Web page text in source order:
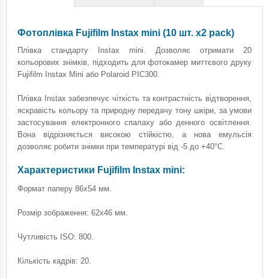
Фотоплівка Fujifilm Instax mini (10 шт. х2 pack)
Плівка стандарту Instax mini. Дозволяє отримати 20
кольорових знімків, підходить для фотокамер миттєвого друку
Fujifilm Instax Mini або Polaroid PIC300.
Плівка Instax забезпечує чіткість та контрастність відтворення,
яскравість кольору та природну передачу тону шкіри, за умови
застосування електронного спалаху або денного освітлення.
Вона відрізняється високою стійкістю, а нова емульсія
дозволяє робити знімки при температурі від -5 до +40°C.
Характеристики Fujifilm Instax mini:
Формат паперу 86х54 мм.
Розмір зображення: 62х46 мм.
Чутливість ISO: 800.
Кількість кадрів: 20.